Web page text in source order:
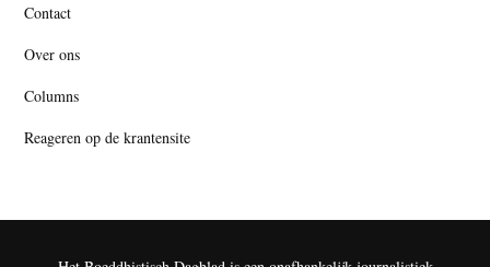
Contact
Over ons
Columns
Reageren op de krantensite